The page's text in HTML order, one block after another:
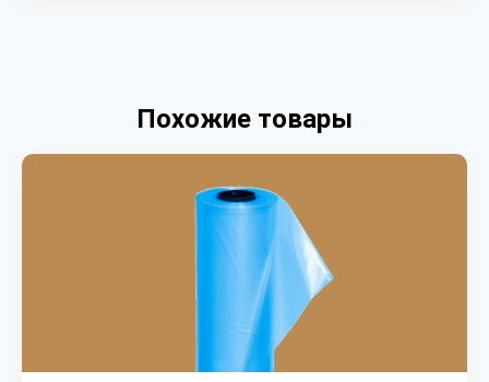
Похожие товары